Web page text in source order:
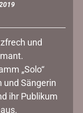
und
„Solo“
und Sängerin
ihr Publikum